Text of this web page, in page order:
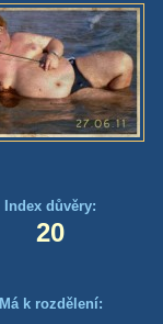
Index důvěry:
20
Má k rozdělení: